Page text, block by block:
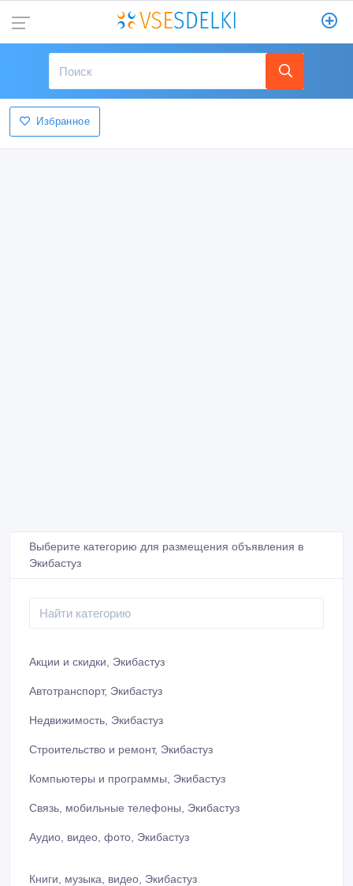
Избранное
Выберите категорию для размещения объявления в
Экибастуз
Акции и скидки, Экибастуз
Автотранспорт, Экибастуз
Недвижимость, Экибастуз
Строительство и ремонт, Экибастуз
Компьютеры и программы, Экибастуз
Связь, мобильные телефоны, Экибастуз
Аудио, видео, фото, Экибастуз
Книги, музыка, видео, Экибастуз